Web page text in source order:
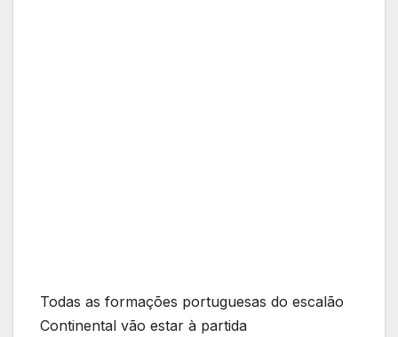
Todas as formações portuguesas do escalão
Continental vão estar à partida